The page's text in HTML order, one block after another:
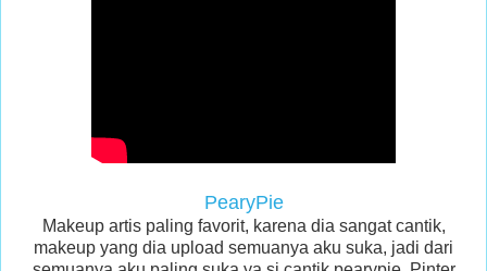
PearyPie
Makeup artis paling favorit, karena dia sangat cantik,
makeup yang dia upload semuanya aku suka, jadi dari